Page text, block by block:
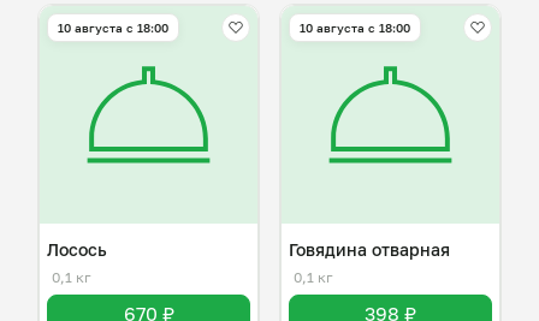
10 августа с 18:00
Лосось
0,1 кг
670 ₽
10 августа с 18:00
Говядина отварная
0,1 кг
398 ₽